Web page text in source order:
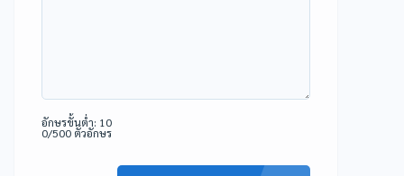
อักษรขั้นต่ำ: 10
0/500 ตัวอักษร